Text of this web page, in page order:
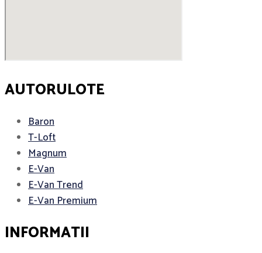
AUTORULOTE
Baron
T-Loft
Magnum
E-Van
E-Van Trend
E-Van Premium
INFORMATII